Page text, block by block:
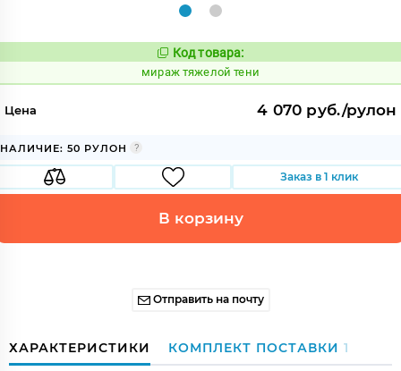
Код:
997853
Код товара:
мираж тяжелой тени
Цена 4 070 руб./рулон
НАЛИЧИЕ: 50 РУЛОН
Заказ в 1 клик
В корзину
Отправить на почту
ХАРАКТЕРИСТИКИ КОМПЛЕКТ ПОСТАВКИ 1